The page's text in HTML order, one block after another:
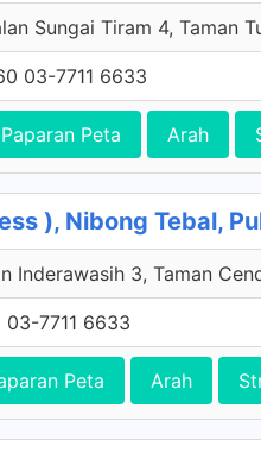
Sungai Tiram 4, Taman
03-7711 6633
Paparan Peta Arah
), Nibong Tebal,
Inderawasih 3, Taman
03-7711 6633
Peta Arah